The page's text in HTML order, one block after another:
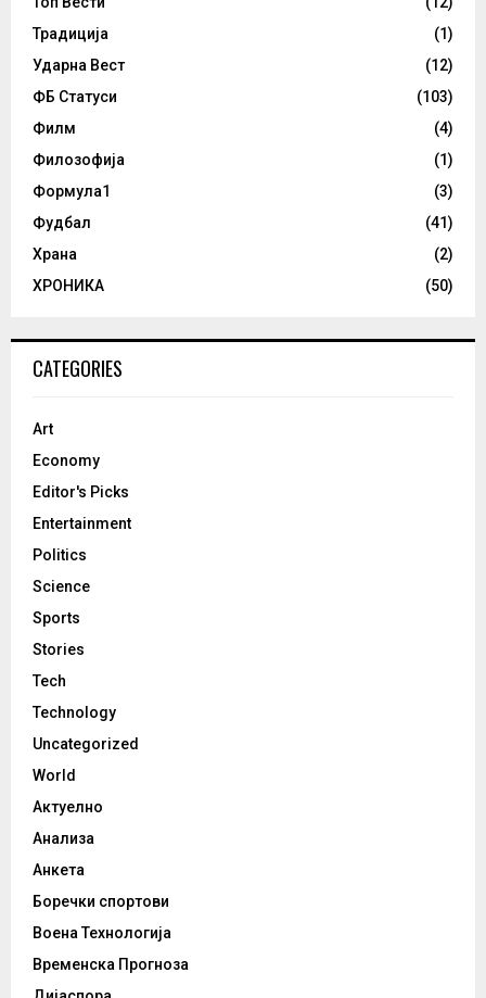
Традиција
(1)
Ударна Вест
(12)
ФБ Статуси
(103)
Филм
(4)
Филозофија
(1)
Формула1
(3)
Фудбал
(41)
Храна
(2)
ХРОНИКА
(50)
CATEGORIES
Art
Economy
Editor's Picks
Entertainment
Politics
Science
Sports
Stories
Tech
Technology
Uncategorized
World
Актуелно
Анализа
Анкета
Боречки спортови
Воена Технологија
Временска Прогноза